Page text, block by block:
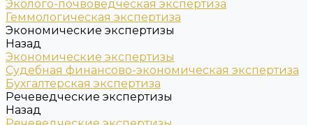
Эколого-почвоведческая экспертиза
Геммологическая экспертиза
Экономические экспертизы
Назад
Экономические экспертизы
Судебная финансово-экономическая экспертиза
Бухгалтерская экспертиза
Речеведческие экспертизы
Назад